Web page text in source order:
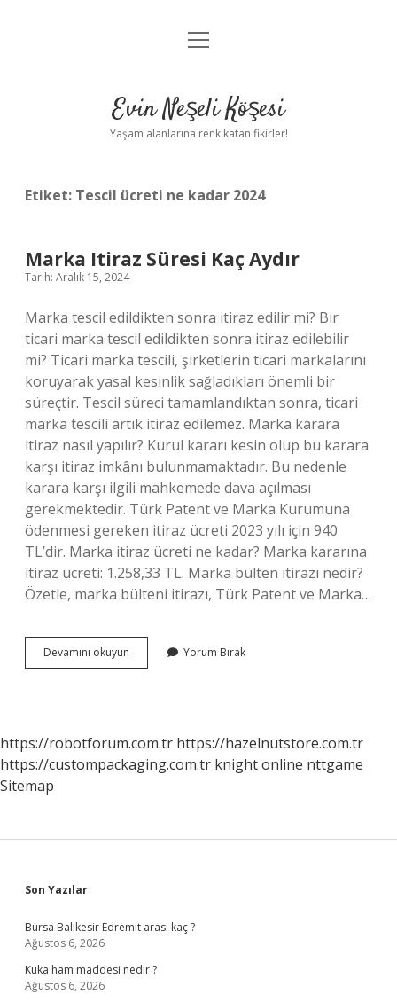
Anasayfa
Yasal Uyarı
menüyü
Evin Neşeli Köşesi
Yaşam alanlarına renk katan fikirler!
Etiket: Tescil ücreti ne kadar 2024
Marka Itiraz Süresi Kaç Aydır
Tarih: Aralık 15, 2024
Marka tescil edildikten sonra itiraz edilir mi? Bir
ticari marka tescil edildikten sonra itiraz edilebilir
mi? Ticari marka tescili, şirketlerin ticari markalarını
koruyarak yasal kesinlik sağladıkları önemli bir
süreçtir. Tescil süreci tamamlandıktan sonra, ticari
marka tescili artık itiraz edilemez. Marka karara
itiraz nasıl yapılır? Kurul kararı kesin olup bu karara
karşı itiraz imkânı bulunmamaktadır. Bu nedenle
karara karşı ilgili mahkemede dava açılması
gerekmektedir. Türk Patent ve Marka Kurumuna
ödenmesi gereken itiraz ücreti 2023 yılı için 940
TL’dir. Marka itiraz ücreti ne kadar? Marka kararına
itiraz ücreti: 1.258,33 TL. Marka bülten itirazı nedir?
Özetle, marka bülteni itirazı, Türk Patent ve Marka…
Devamını okuyun
Itiraz
Yorum Bırak
https://robotforum.com.tr https://hazelnutstore.com.tr
https://custompackaging.com.tr knight online nttgame
Sitemap
Sidebar
Son Yazılar
Bursa Balıkesir Edremit arası kaç ?
Ağustos 6, 2026
Kuka ham maddesi nedir ?
Ağustos 6, 2026